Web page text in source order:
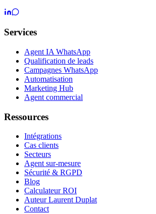
Services
Agent IA WhatsApp
Qualification de leads
Campagnes WhatsApp
Automatisation
Marketing Hub
Agent commercial
Ressources
Intégrations
Cas clients
Secteurs
Agent sur-mesure
Sécurité & RGPD
Blog
Calculateur ROI
Auteur Laurent Duplat
Contact